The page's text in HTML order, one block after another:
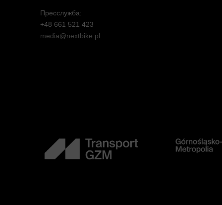
Пресслужба:
+48 661 521 423
media@nextbike.pl